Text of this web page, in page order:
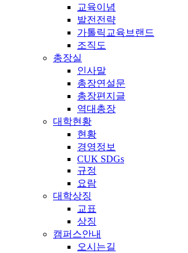
교육이념
발전전략
가톨릭교육브랜드
조직도
총장실
인사말
총장연설문
총장편지글
역대총장
대학현황
현황
경영정보
CUK SDGs
규정
요람
대학상징
교표
상징
캠퍼스안내
오시는길